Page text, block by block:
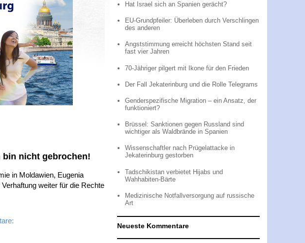
bin nicht gebrochen!
in Moldawien, Eugenia
Verhaftung weiter für die Rechte
Hat Israel sich an Spanien gerächt?
EU-Grundpfeiler: Überleben durch Verschlingen
des anderen
Angststimmung erreicht höchsten Stand seit
fast vier Jahren
70-Jähriger pilgert mit Ikone für den Frieden
Der Fall Jekaterinburg und die Rolle Telegrams
Genderspezifische Migration – ein Ansatz, der
funktioniert?
Brüssel: Sanktionen gegen Russland sind
wichtiger als Waldbrände in Spanien
Wissenschaftler nach Prügelattacke in
Jekaterinburg gestorben
Tadschikistan verbietet Hijabs und
Wahhabiten-Bärte
Medizinische Notfallversorgung auf russische
Art
Neueste Kommentare